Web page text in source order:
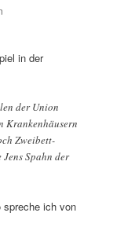
in der
der Union
Krankenhäusern
Zweibett-
Jens Spahn der
ich von